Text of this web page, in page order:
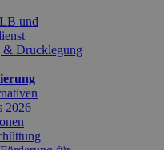
und
& Drucklegung
2026